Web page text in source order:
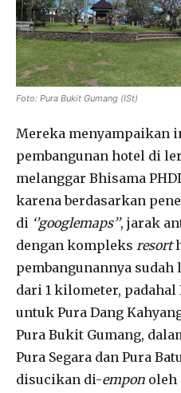
Foto: Pura Bukit Gumang (ISt)
Mereka menyampaikan
pembangunan hotel di
melanggar Bhisama
karena berdasarkan
di ‘’googlemaps’’, jarak
dengan kompleks resort
pembangunannya
dari 1 kilometer, padahal
untuk Pura Dang
Pura Bukit Gumang,
Pura Segara dan Pura
disucikan di-empon oleh